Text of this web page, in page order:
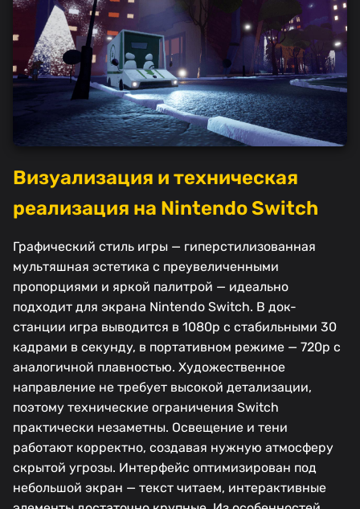
Визуализация и техническая
реализация на Nintendo Switch
Графический стиль игры — гиперстилизованная
мультяшная эстетика с преувеличенными
пропорциями и яркой палитрой — идеально
подходит для экрана Nintendo Switch. В док-
станции игра выводится в 1080p с стабильными 30
кадрами в секунду, в портативном режиме — 720p с
аналогичной плавностью. Художественное
направление не требует высокой детализации,
поэтому технические ограничения Switch
практически незаметны. Освещение и тени
работают корректно, создавая нужную атмосферу
скрытой угрозы. Интерфейс оптимизирован под
небольшой экран — текст читаем, интерактивные